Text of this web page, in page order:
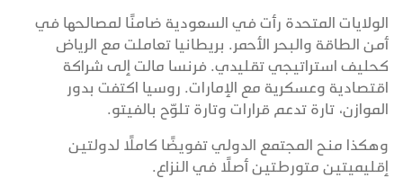
الولايات المتحدة رأت في السعودية ضامنًا لمصالحها في
أمن الطاقة والبحر الأحمر. بريطانيا تعاملت مع الرياض
كحليف استراتيجي تقليدي. فرنسا مالت إلى شراكة
اقتصادية وعسكرية مع الإمارات. روسيا اكتفت بدور
الموازن، تارة تدعم قرارات وتارة تلوّح بالفيتو.
وهكذا منح المجتمع الدولي تفويضًا كاملًا لدولتين
إقليميتين متورطتين أصلًا في النزاع.